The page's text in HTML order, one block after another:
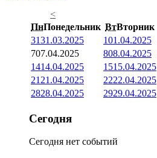
<
ПнПонедельник ВтВторник
3131.03.2025 101.04.2025
707.04.2025 808.04.2025
1414.04.2025 1515.04.2025
21 21.04.2025 2222.04.2025
2828.04.2025 2929.04.2025
Сегодня
Сегодня нет событий